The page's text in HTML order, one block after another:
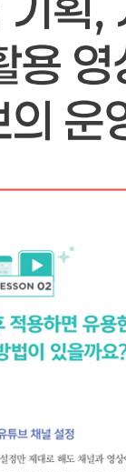
리와 검색 최적
방법은 무엇이 있
는 유튜브 광고
확장하는 전략과
략과 번아웃 예방
어떻게 해야 할까요?
한 단계별 전략은
익을 꿈꾸는 사람
몰입하는 유튜버